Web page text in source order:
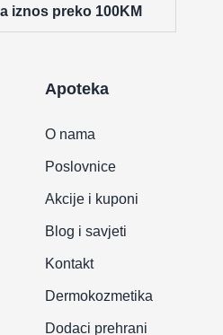
iznos preko 100KM
Apoteka
O nama
Poslovnice
Akcije i kuponi
Blog i savjeti
Kontakt
Dermokozmetika
Dodaci prehrani